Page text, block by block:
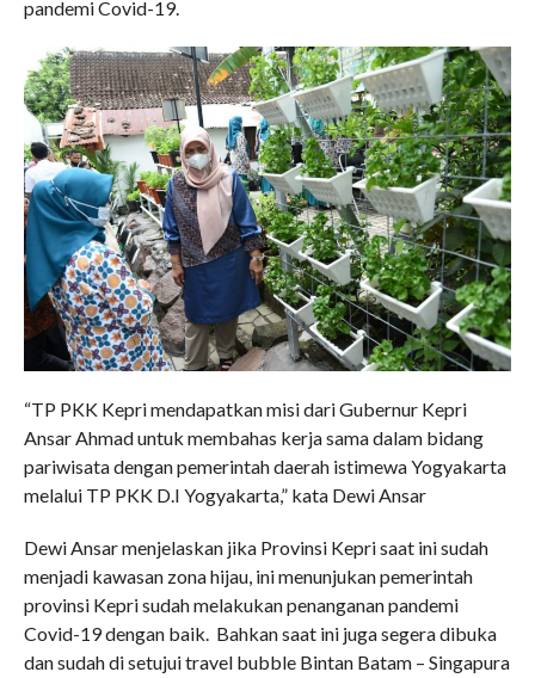
pandemi Covid-19.
“TP PKK Kepri mendapatkan misi dari Gubernur Kepri
Ansar Ahmad untuk membahas kerja sama dalam bidang
pariwisata dengan pemerintah daerah istimewa Yogyakarta
melalui TP PKK D.I Yogyakarta,” kata Dewi Ansar
Dewi Ansar menjelaskan jika Provinsi Kepri saat ini sudah
menjadi kawasan zona hijau, ini menunjukan pemerintah
provinsi Kepri sudah melakukan penanganan pandemi
Covid-19 dengan baik. Bahkan saat ini juga segera dibuka
dan sudah di setujui travel bubble Bintan Batam – Singapura